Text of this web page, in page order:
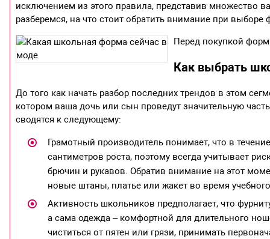
исключением из этого правила, представив множество
разберемся, на что стоит обратить внимание при
Перед покупкой
Как выбрать
До того как начать разбор последних трендов в этом
котором ваша дочь или сын проведут значительную
сводятся к следующему:
Грамотный производитель понимает, что в
сантиметров роста, поэтому всегда учитывает
брючин и рукавов. Обратив внимание на этот
новые штаны, платье или жакет во время
Активность школьников предполагает, что
а сама одежда – комфортной для длительного
чиститься от пятен или грязи, принимать